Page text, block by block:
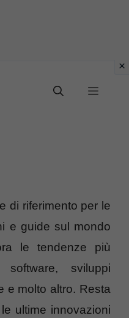
Menu
di riferimento per le
e guide sul mondo
le tendenze più
sviluppi
e molto altro. Resta
ultime innovazioni